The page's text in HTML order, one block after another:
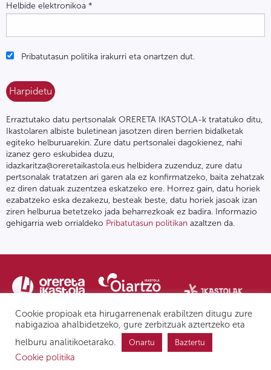
Helbide elektronikoa *
Pribatutasun politika irakurri eta onartzen dut.
Erraztutako datu pertsonalak ORERETA IKASTOLA-k tratatuko ditu,
Ikastolaren albiste buletinean jasotzen diren berrien bidalketak
egiteko helburuarekin. Zure datu pertsonalei dagokienez, nahi
izanez gero eskubidea duzu,
idazkaritza@oreretaikastola.eus helbidera zuzenduz, zure datu
pertsonalak tratatzen ari garen ala ez konfirmatzeko, baita zehatzak
ez diren datuak zuzentzea eskatzeko ere. Horrez gain, datu horiek
ezabatzeko eska dezakezu, besteak beste, datu horiek jasoak izan
ziren helburua betetzeko jada beharrezkoak ez badira. Informazio
gehigarria web orrialdeko Pribatutasun politikan azaltzen da.
Pribatutasun politika | Lege oharra Postontzi etikoa
Cookie propioak eta hirugarrenenak erabiltzen ditugu zure
nabigazioa ahalbidetzeko, gure zerbitzuak aztertzeko eta
helburu analitikoetarako.
Onartu Baztertu
Cookie politika